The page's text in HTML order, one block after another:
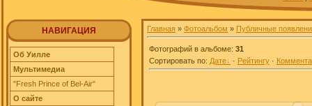
НАВИГАЦИЯ
Об Уилле
Мультимедиа
"Fresh Prince of Bel-Air"
О сайте
Главная » Фотоальбом » Публичные
Фотографий в альбоме: 31
Сортировать по: Дате · Рейтингу ·